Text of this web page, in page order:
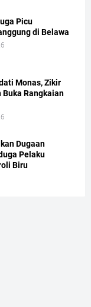
Picu
di Belawa
Monas, Zikir
Buka Rangkaian
Dugaan
Pelaku
Biru